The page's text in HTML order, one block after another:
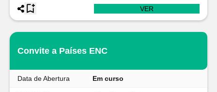
VER
Convite a Países ENC
Data de Abertura Em curso